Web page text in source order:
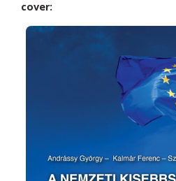
cover: